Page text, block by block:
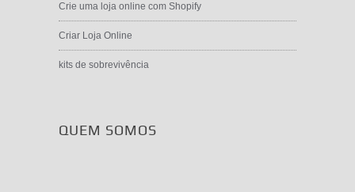
Crie uma loja online com Shopify
Criar Loja Online
kits de sobrevivência
QUEM SOMOS